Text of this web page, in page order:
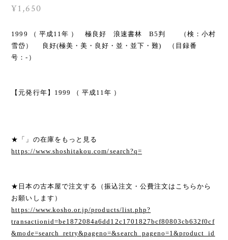
¥1,650
1999 （ 平成11年 ） 極良好 浪速書林 B5判 （検：小村
雪岱） 良好(極美・美・良好・並・並下・難) （目録番
号：-）
【元発行年】1999 （ 平成11年 ）
★「」の在庫をもっと見る
https://www.shoshitakou.com/search?q=
★日本の古本屋で注文する（振込注文・公費注文はこちらから
お願いします）
https://www.kosho.or.jp/products/list.php?
transactionid=be1872084a6dd12c1701827bcf80803cb632f0cf
&mode=search_retry&pageno=&search_pageno=1&product_id